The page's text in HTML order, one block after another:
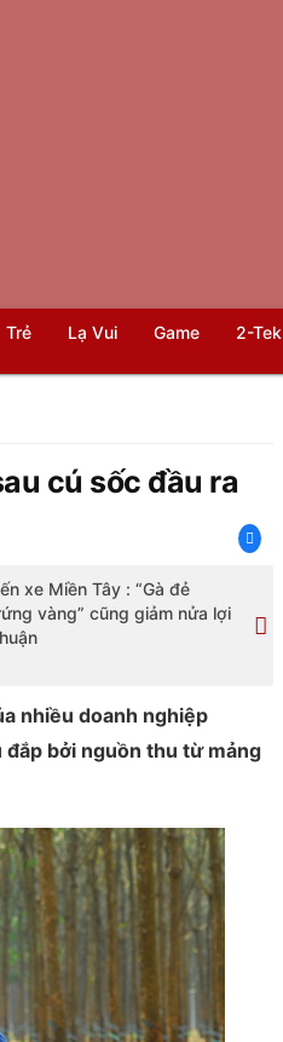
Trẻ Lạ Vui Game 2-Tek
cú sốc đầu ra
xe Miền Tây : “Gà đẻ
vàng” cũng giảm nửa lợi
nhiều doanh nghiệp
bởi nguồn thu từ mảng